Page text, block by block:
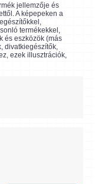
jellemzője és
A képepeken a
termékekkel,
és eszközök (más
divatkiegészítők,
ezek illusztrációk,